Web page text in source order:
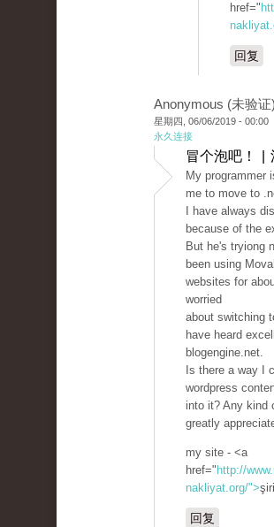
href="
回复
Anonymous (未验证)
星期四, 06/06/2019 - 00:00
永久连接
冒个泡吧！ |
My programmer
me to move to
I have always
because of the
But he's tryiong
been using
websites for
worried
about switching
have heard
blogengine.net.
Is there a way I
wordpress
into it? Any kind
greatly
my site - <a
href=" http://
nakliyat.org/">
回复